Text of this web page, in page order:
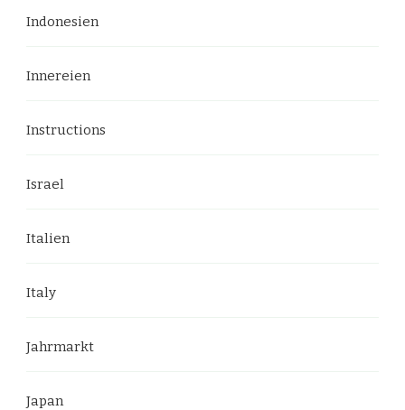
Indonesien
Innereien
Instructions
Israel
Italien
Italy
Jahrmarkt
Japan